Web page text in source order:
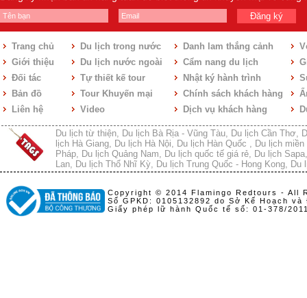
Đăng ký
Trang chủ
Giới thiệu
Đối tác
Bản đồ
Liên hệ
Du lịch trong nước
Du lịch nước ngoài
Tự thiết kế tour
Tour Khuyến mại
Video
Danh lam thắng cảnh
Cẩm nang du lịch
Nhật ký hành trình
Chính sách khách hàng
Dịch vụ khách hàng
Du lịch từ thiện, Du lịch Bà Rịa - Vũng Tàu, Du lịch Cần Thơ,
lịch Hà Giang, Du lịch Hà Nội, Du lịch Hàn Quốc , Du lịch miền
Pháp, Du lịch Quảng Nam, Du lịch quốc tế giá rẻ, Du lịch Sapa
Lan, Du lịch Thổ Nhĩ Kỳ, Du lịch Trung Quốc - Hong Kong, Du
Copyright © 2014 Flamingo Redtours - All
Số GPKD: 0105132892 do Sở Kế Hoạch
Giấy phép lữ hành Quốc tế số: 01-378/